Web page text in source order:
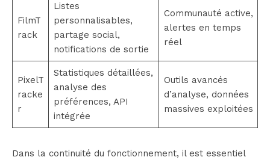
FilmT
rack
Listes
personnalisables,
partage social,
notifications de sortie
Communauté active,
alertes en temps
réel
PixelT
racke
r
Statistiques détaillées,
analyse des
préférences, API
intégrée
Outils avancés
d’analyse, données
massives exploitées
Dans la continuité du fonctionnement, il est essentiel